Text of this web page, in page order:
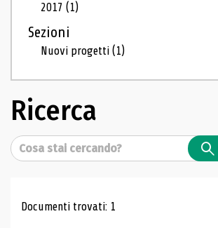
2017(1)
Sezioni
Nuovi progetti(1)
Ricerca
Cerca
Risultati di ricerca
Documenti trovati: 1